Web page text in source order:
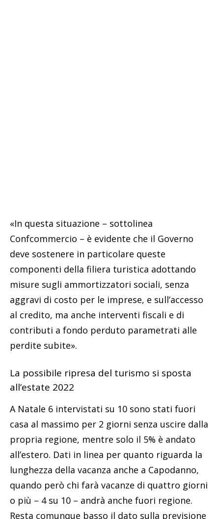
«In questa situazione – sottolinea
Confcommercio – è evidente che il Governo
deve sostenere in particolare queste
componenti della filiera turistica adottando
misure sugli ammortizzatori sociali, senza
aggravi di costo per le imprese, e sull’accesso
al credito, ma anche interventi fiscali e di
contributi a fondo perduto parametrati alle
perdite subite».
La possibile ripresa del turismo si sposta
all’estate 2022
A Natale 6 intervistati su 10 sono stati fuori
casa al massimo per 2 giorni senza uscire dalla
propria regione, mentre solo il 5% è andato
all’estero. Dati in linea per quanto riguarda la
lunghezza della vacanza anche a Capodanno,
quando però chi farà vacanze di quattro giorni
o più – 4 su 10 – andrà anche fuori regione.
Resta comunque basso il dato sulla previsione